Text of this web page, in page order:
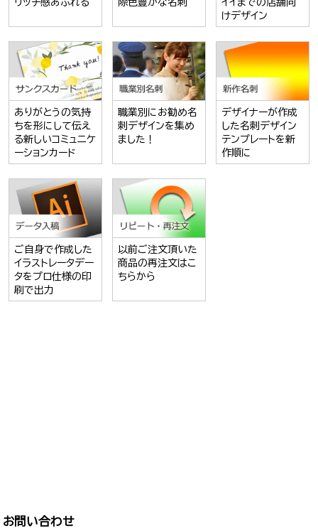
リッチ感あふれる
際色豊かな名刺
イイまでの店舗向
けデザイン
ありがとうの気持
ちを形にして伝え
る新しいコミュニケ
ーションカード
職業別にお勧め名
刺デザインを集め
ました！
デザイナーが作成
した名刺デザイン
テンプレートを新
作順に
ご自身で作成した
イラストレータデー
タをプロ仕様の印
刷で出力
以前ご注文頂いた
商品の再注文はこ
ちらから
お問い合わせ